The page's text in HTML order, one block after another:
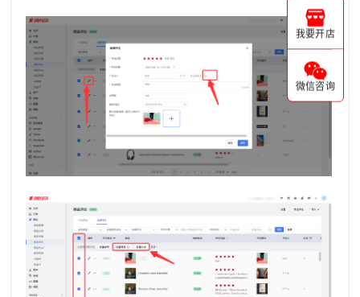
我要开店
微信咨询